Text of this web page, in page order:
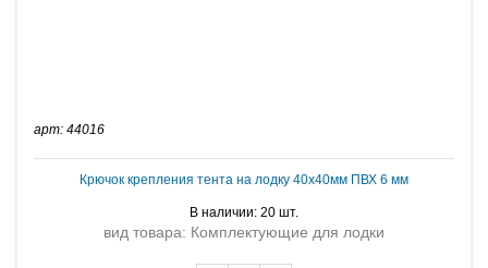
арт: 44016
Крючок крепления тента на лодку 40х40мм ПВХ 6 мм
В наличии: 20 шт.
вид товара: Комплектующие для лодки